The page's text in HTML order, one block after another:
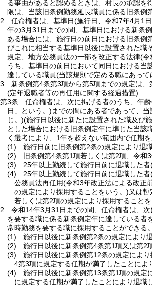
る事由があると認めるときは、村長の承認を
限は、当該旧条例勤務延長職員に係る旧条例
2
任命権者は、基準日(施行日、令和7年4月1
年の3月31日までの間、基準日における新条
ある場合には、施行日の前日における旧条例
びこれに相当する基準日以後に設置された職
規定、地方公務員法の一部を改正する法律(令
うち、基準日の前日において同日における当
達している職員(当該規則で定める職にあっ
3
新条例第4条第3項から第5項までの規定は、
(定年退職者等の再任用に関する経過措置)
第3条
任命権者は、次に掲げる者のうち、年
日」という。) までの間にある者であって、
じ。)(施行日以後に新たに設置された職及び
とした場合における旧条例定年に準じた当該
く選考により、1年を超えない範囲内で任期
(1)
施行日前に旧条例第2条の規定により退
(2)
旧条例第4条第1項若しくは第2項、令
(3)
25年以上勤続して施行日前に退職した者
(4)
25年以上勤続して施行日前に退職した者
公務員法再任用(令和3年改正法による改正
の規定により採用することをいう。)又は暫
若しくは第2項の規定により採用すること
2
令和14年3月31日までの間、任命権者は、
を要する職に係る新条例定年に達している者
常時勤務を要する職に採用することができる。
(1)
施行日以後に新条例第2条の規定により
(2)
施行日以後に新条例第4条第1項又は第2
(3)
施行日以後に新条例第12条の規定によ
4第3項に規定する任期が満了したことによ
(4)
施行日以後に新条例第13条第1項の規定
に規定する任期が満了したことにより退職